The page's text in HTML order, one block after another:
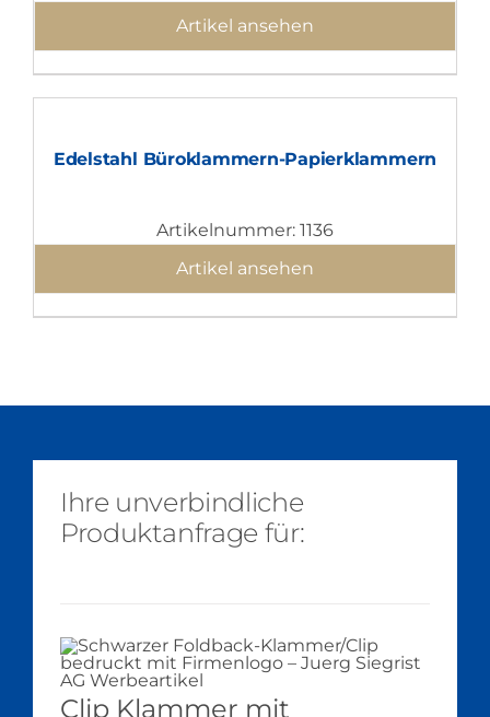
Artikel ansehen
Edelstahl Büroklammern-Papierklammern
Artikelnummer: 1136
Artikel ansehen
Ihre unverbindliche
Produktanfrage für:
Clip Klammer mit